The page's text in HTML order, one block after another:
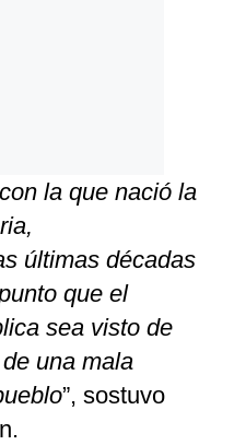
la que nació la
últimas décadas
que el
sea visto de
una mala
”, sostuvo